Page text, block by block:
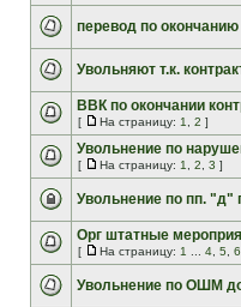
перевод по окончанию
Увольняют т.к.
ВВК по окончании
[ На страницу: 1 2 ]
Увольнение по
[ На страницу: 1 2 3 ]
Увольнение по пп. "д"
Орг штатные
[ На страницу: 1 4 5 6
Увольнение по ОШМ